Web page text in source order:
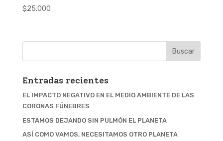
$25.000
Entradas recientes
EL IMPACTO NEGATIVO EN EL MEDIO AMBIENTE DE LAS
CORONAS FÚNEBRES
ESTAMOS DEJANDO SIN PULMÓN EL PLANETA
ASÍ COMO VAMOS, NECESITAMOS OTRO PLANETA